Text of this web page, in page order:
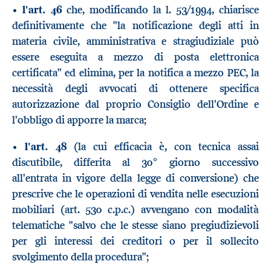
• l'art. 46che, modificando la l. 53/1994, chiarisce
definitivamente che "la notificazione degli atti in
materia civile, amministrativa e stragiudiziale può
essere eseguita a mezzo di posta elettronica
certificata" ed elimina, per la notifica a mezzo PEC, la
necessità degli avvocati di ottenere specifica
autorizzazione dal proprio Consiglio dell'Ordine e
l'obbligo di apporre la marca;
• l'art. 48 (la cui efficacia è, con tecnica assai
discutibile, differita al 30° giorno successivo
all'entrata in vigore della legge di conversione) che
prescrive che le operazioni di vendita nelle esecuzioni
mobiliari (art. 530 c.p.c.) avvengano con modalità
telematiche "salvo che le stesse siano pregiudizievoli
per gli interessi dei creditori o per il sollecito
svolgimento della procedura";